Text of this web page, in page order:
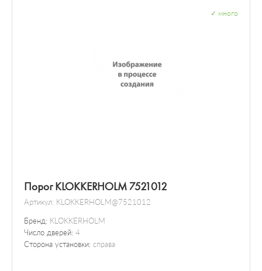
Порог KLOKKERHOLM 7521012
Артикул: KLOKKERHOLM@7521012
Бренд: KLOKKERHOLM
Число дверей: 4
Сторона установки: справа
много